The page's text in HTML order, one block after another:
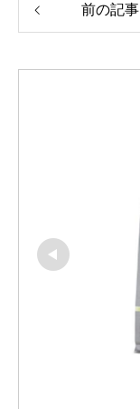
前の記事